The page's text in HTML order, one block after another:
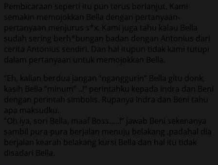
Pembicaraan seperti itu pun terus berlanjut. Kami
semakin memojokkan Bella dengan pertanyaan-
pertanyaan menjurus s*x. Kami juga tahu kalau Bella
sudah sering berh*bungan badan dengan Antonius dari
cerita Antonius sendiri. Dan hal itupun tidak kami tutupi
dalam pertanyaan untuk memojokkan Bella.
“Eh, kalian berdua jangan “nganggurin” Bella gitu donk,
kasih Bella “minum” ..!” perintahku kepada Indra dan Beni
dengan perintah simbolis. Rupanya Indra dan Beni tahu
apa maksudku.
“Oh iya, sori Bella, maaf Boss…..!” jawab Beni sekenanya
sambil pura-pura berjalan menuju belakang ,padahal dia
berjalan kearah belakang kursi Bella dan hal itu tidak
disadari Bella.